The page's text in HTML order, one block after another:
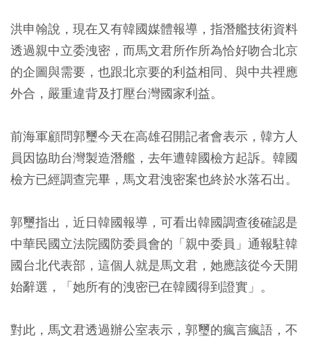
洪申翰說，現在又有韓國媒體報導，指潛艦技術資料
透過親中立委洩密，而馬文君所作所為恰好吻合北京
的企圖與需要，也跟北京要的利益相同、與中共裡應
外合，嚴重違背及打壓台灣國家利益。
前海軍顧問郭璽今天在高雄召開記者會表示，韓方人
員因協助台灣製造潛艦，去年遭韓國檢方起訴。韓國
檢方已經調查完畢，馬文君洩密案也終於水落石出。
郭璽指出，近日韓國報導，可看出韓國調查後確認是
中華民國立法院國防委員會的「親中委員」通報駐韓
國台北代表部，這個人就是馬文君，她應該從今天開
始辭選，「她所有的洩密已在韓國得到證實」。
對此，馬文君透過辦公室表示，郭璽的瘋言瘋語，不